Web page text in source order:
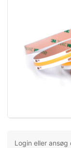
Login eller